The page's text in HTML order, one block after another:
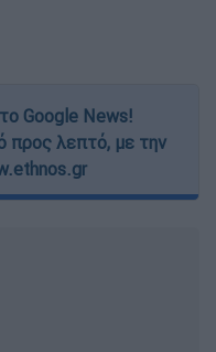
Google News!
προς λεπτό, με την